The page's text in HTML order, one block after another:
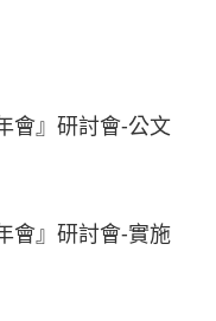
會』研討會-公文
會』研討會-實施